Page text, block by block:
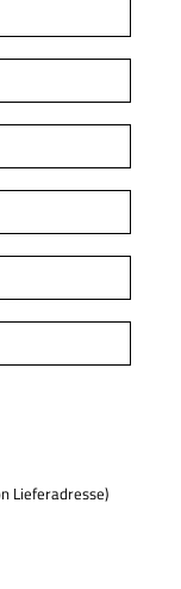
Lieferadresse)